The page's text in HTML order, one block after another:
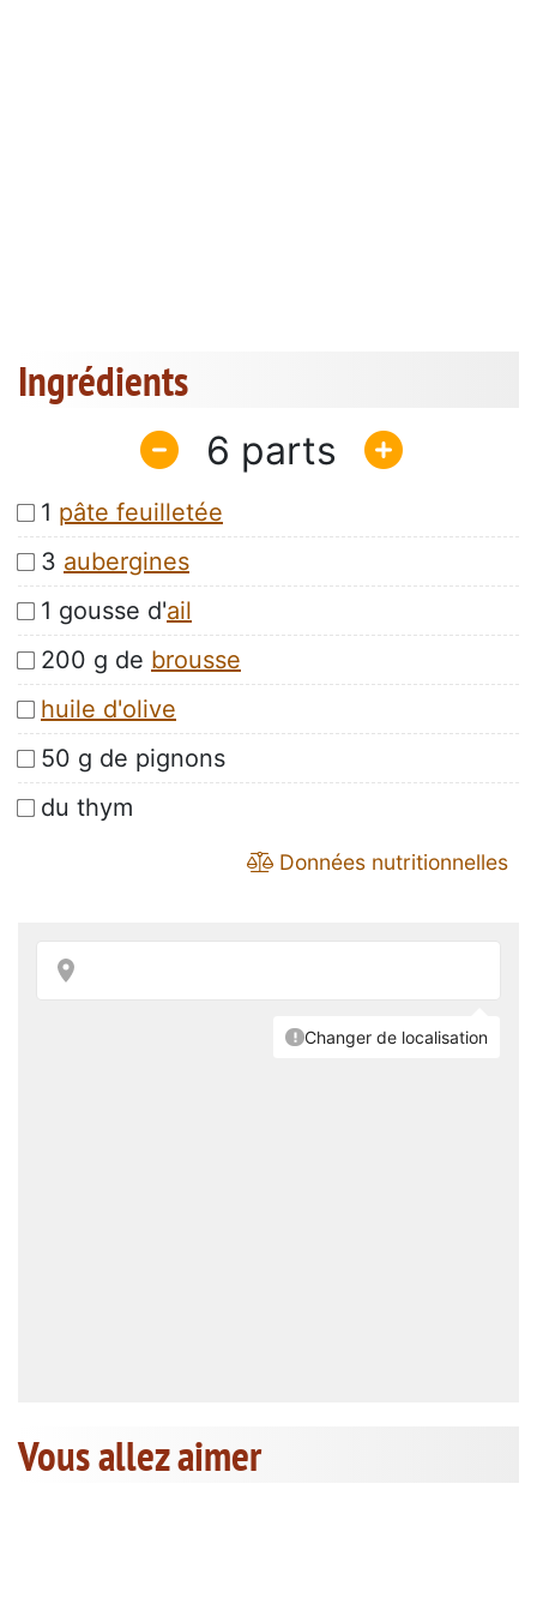
Ingrédients
6
1 pâte feuilletée
3 aubergines
1 gousse d'ail
200 g de brousse
huile d'olive
50 g de pignons
du thym
Données nutritionnelles
Vous allez aimer